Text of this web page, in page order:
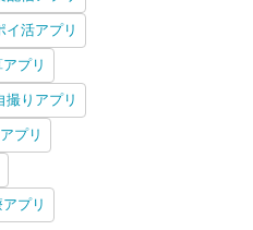
イ活アプリ
プリ
撮りアプリ
プリ
プリ